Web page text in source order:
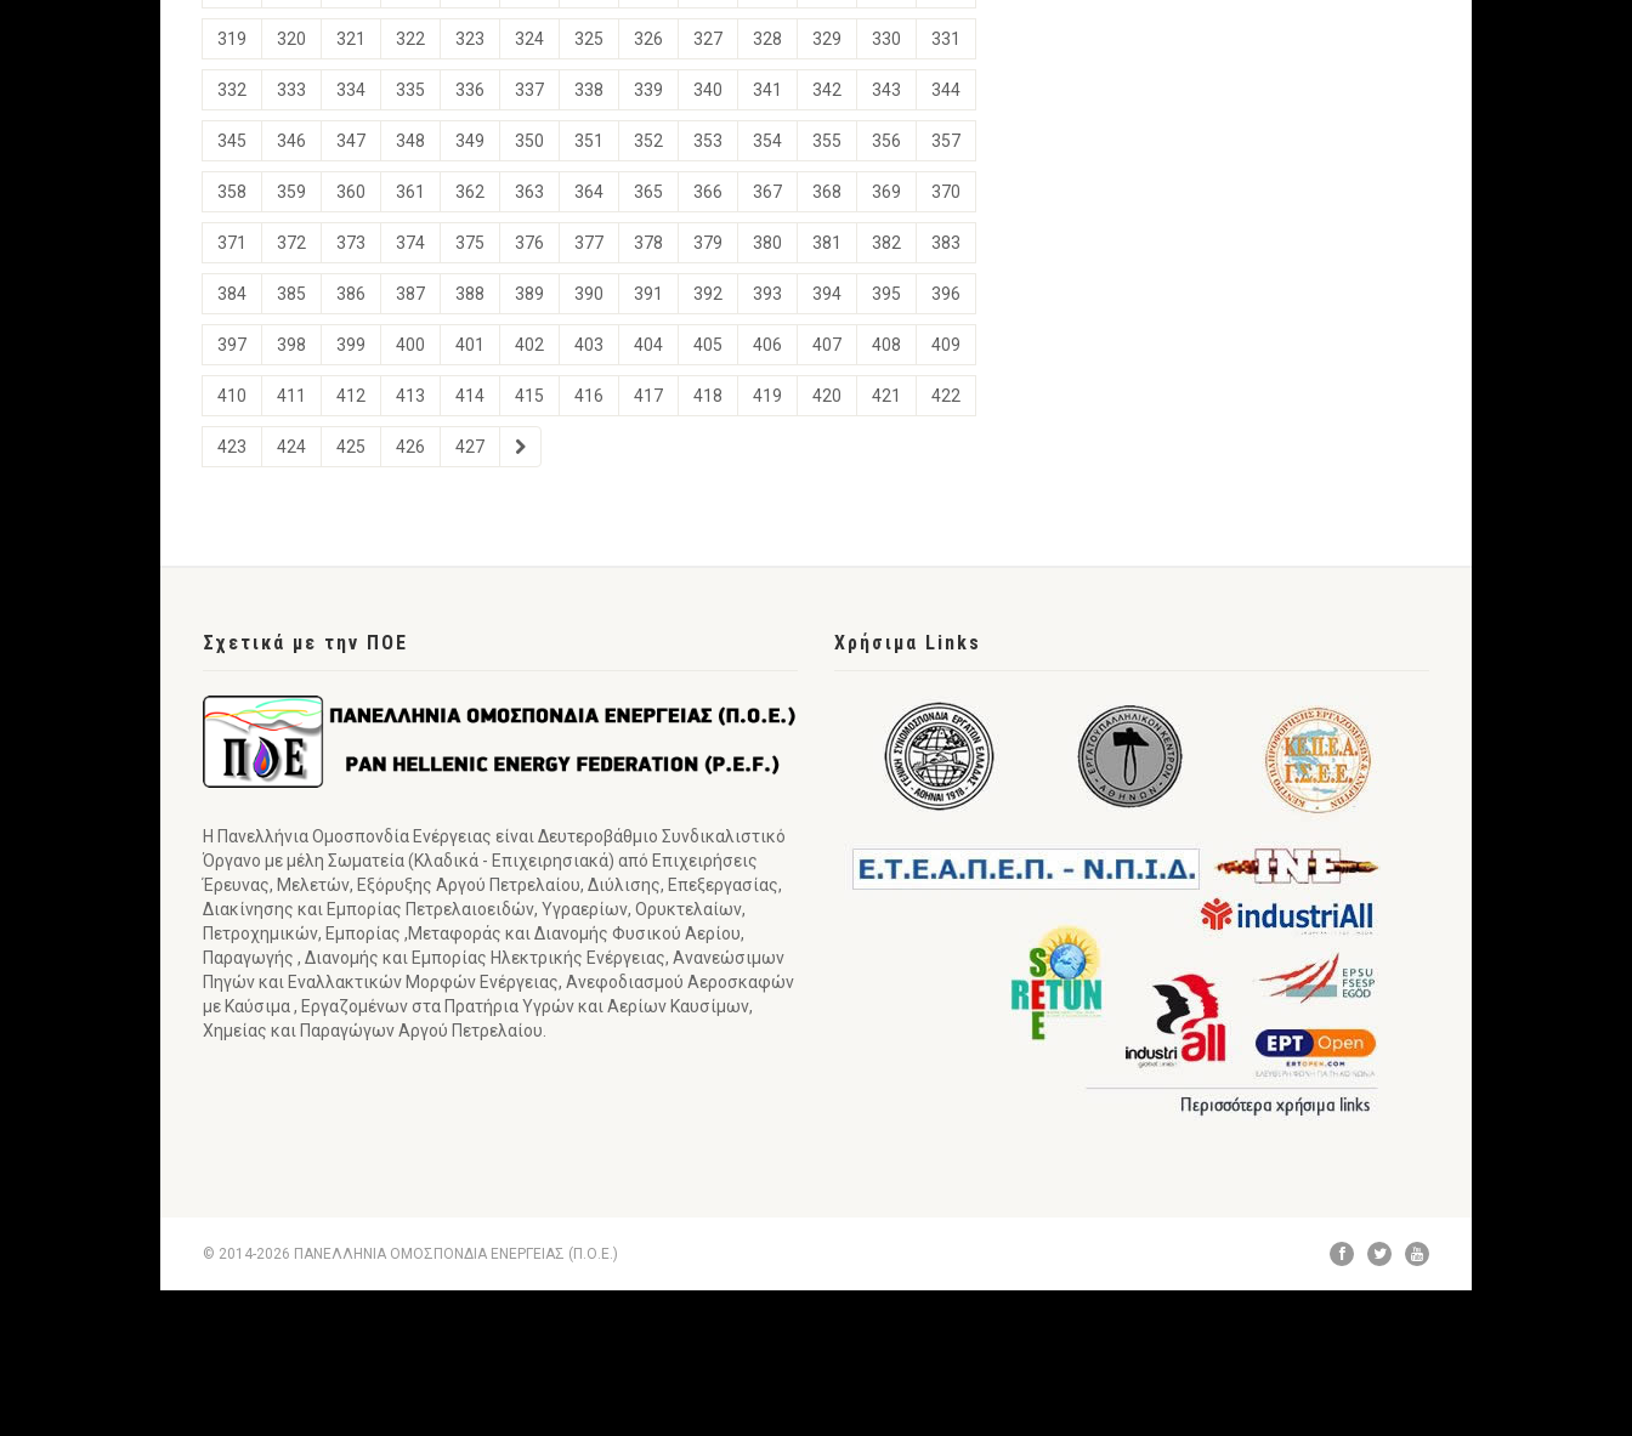
319 320 321 322 323 324 325 326 327 328 329 330 331
332 333 334 335 336 337 338 339 340 341 342 343 344
345 346 347 348 349 350 351 352 353 354 355 356 357
358 359 360 361 362 363 364 365 366 367 368 369 370
371 372 373 374 375 376 377 378 379 380 381 382 383
384 385 386 387 388 389 390 391 392 393 394 395 396
397 398 399 400 401 402 403 404 405 406 407 408 409
410 411 412 413 414 415 416 417 418 419 420 421 422
423 424 425 426 427
Σχετικά με την ΠΟΕ
Η Πανελλήνια Ομοσπονδία Ενέργειας είναι Δευτεροβάθμιο Συνδικαλιστικό
Όργανο με μέλη Σωματεία (Κλαδικά - Επιχειρησιακά) από Επιχειρήσεις
Έρευνας, Μελετών, Εξόρυξης Αργού Πετρελαίου, Διύλισης, Επεξεργασίας,
Διακίνησης και Εμπορίας Πετρελαιοειδών, Υγραερίων, Ορυκτελαίων,
Πετροχημικών, Εμπορίας ,Μεταφοράς και Διανομής Φυσικού Αερίου,
Παραγωγής , Διανομής και Εμπορίας Ηλεκτρικής Ενέργειας, Ανανεώσιμων
Πηγών και Εναλλακτικών Μορφών Ενέργειας, Ανεφοδιασμού Αεροσκαφών
με Καύσιμα , Εργαζομένων στα Πρατήρια Υγρών και Αερίων Καυσίμων,
Χημείας και Παραγώγων Αργού Πετρελαίου.
Χρήσιμα Links
© 2014-2026 ΠΑΝΕΛΛΗΝΙΑ ΟΜΟΣΠΟΝΔΙΑ ΕΝΕΡΓΕΙΑΣ (Π.Ο.Ε.)